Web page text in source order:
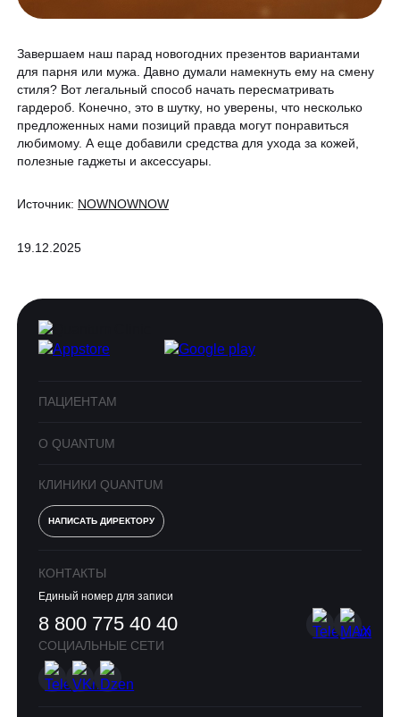
Вакансии
Оборудование
Программа лояльности
Блог
Образование
Контакты
8 800 775 40 40
Завершаем наш парад новогодних презентов вариантами
для парня или мужа. Давно думали намекнуть ему на смену
стиля? Вот легальный способ начать пересматривать
гардероб. Конечно, это в шутку, но уверены, что несколько
предложенных нами позиций правда могут понравиться
любимому. А еще добавили средства для ухода за кожей,
полезные гаджеты и аксессуары.
Источник: NOWNOWNOW
19.12.2025
ПАЦИЕНТАМ
О QUANTUM
КЛИНИКИ QUANTUM
НАПИСАТЬ ДИРЕКТОРУ
КОНТАКТЫ
Единый номер для записи
8 800 775 40 40
СОЦИАЛЬНЫЕ СЕТИ